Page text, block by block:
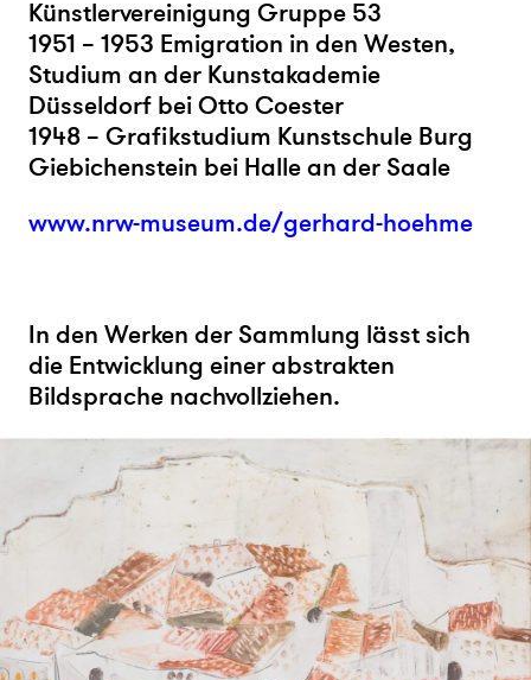
Künstlervereinigung Gruppe 53
1951 – 1953 Emigration in den Westen,
Studium an der Kunstakademie
Düsseldorf bei Otto Coester
1948 – Grafikstudium Kunstschule Burg
Giebichenstein bei Halle an der Saale
www.nrw-museum.de/gerhard-hoehme
In den Werken der Sammlung lässt sich
die Entwicklung einer abstrakten
Bildsprache nachvollziehen.